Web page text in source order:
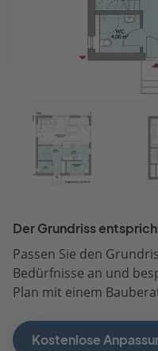
Der Grundriss
Passen Sie den
Bedürfnisse an und
Plan mit einem
Kostenlose